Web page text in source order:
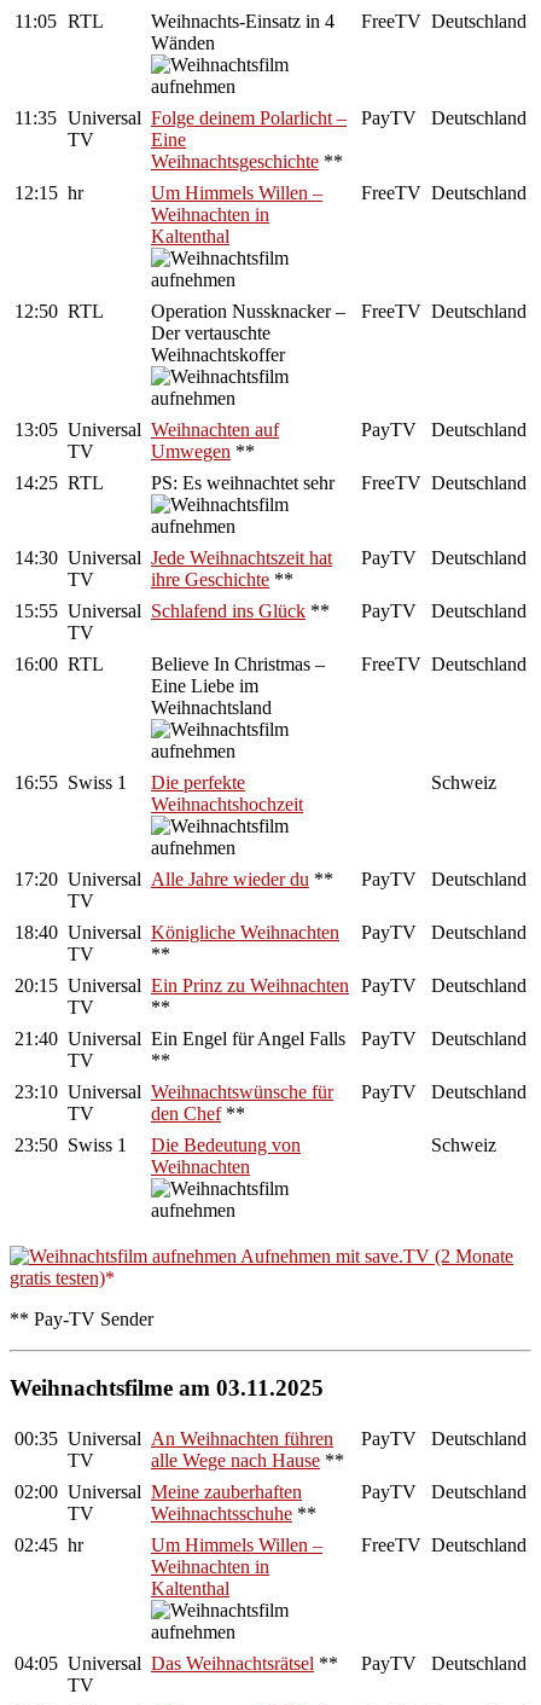
11:05 RTL
Weihnachts-Einsatz in 4
Wänden
FreeTV Deutschland
11:35 Universal
TV
Folge deinem Polarlicht –
Eine
Weihnachtsgeschichte **
PayTV Deutschland
12:15 hr
Um Himmels Willen –
Weihnachten in
Kaltenthal
FreeTV Deutschland
12:50 RTL
Operation Nussknacker –
Der vertauschte
Weihnachtskoffer
FreeTV Deutschland
13:05 Universal
TV
Weihnachten auf
Umwegen **
PayTV Deutschland
14:25 RTL PS: Es weihnachtet sehr FreeTV Deutschland
14:30 Universal
TV
Jede Weihnachtszeit hat
ihre Geschichte **
PayTV Deutschland
15:55 Universal
TV
Schlafend ins Glück ** PayTV Deutschland
16:00 RTL
Believe In Christmas –
Eine Liebe im
Weihnachtsland
FreeTV Deutschland
16:55 Swiss 1
Die perfekte
Weihnachtshochzeit
Schweiz
17:20 Universal
TV
Alle Jahre wieder du ** PayTV Deutschland
18:40 Universal
TV
Königliche Weihnachten
**
PayTV Deutschland
20:15 Universal
TV
Ein Prinz zu Weihnachten
**
PayTV Deutschland
21:40 Universal
TV
Ein Engel für Angel Falls
**
PayTV Deutschland
23:10 Universal
TV
Weihnachtswünsche für
den Chef**
PayTV Deutschland
23:50 Swiss 1
Die Bedeutung von
Weihnachten
Schweiz
Aufnehmen mit save.TV (2 Monate
gratis testen)
** Pay-TV Sender
Weihnachtsfilme am 03.11.2025
00:35 Universal
TV
An Weihnachten führen
alle Wege nach Hause **
PayTV Deutschland
02:00 Universal
TV
Meine zauberhaften
Weihnachtsschuhe **
PayTV Deutschland
02:45 hr
Um Himmels Willen –
Weihnachten in
Kaltenthal
FreeTV Deutschland
04:05 Universal
TV
Das Weihnachtsrätsel ** PayTV Deutschland